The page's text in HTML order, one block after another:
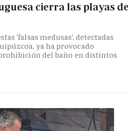
cierra las playas
'falsas medusas', detectadas
ya ha provocado
del baño en distintos